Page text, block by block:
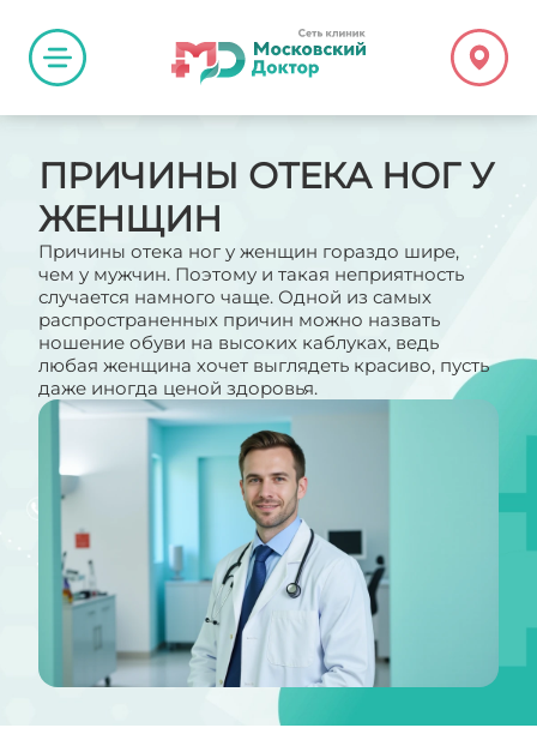
ПРИЧИНЫ ОТЕКА НОГ У
ЖЕНЩИН
Причины отека ног у женщин гораздо шире,
чем у мужчин. Поэтому и такая неприятность
случается намного чаще. Одной из самых
распространенных причин можно назвать
ношение обуви на высоких каблуках, ведь
любая женщина хочет выглядеть красиво, пусть
даже иногда ценой здоровья.